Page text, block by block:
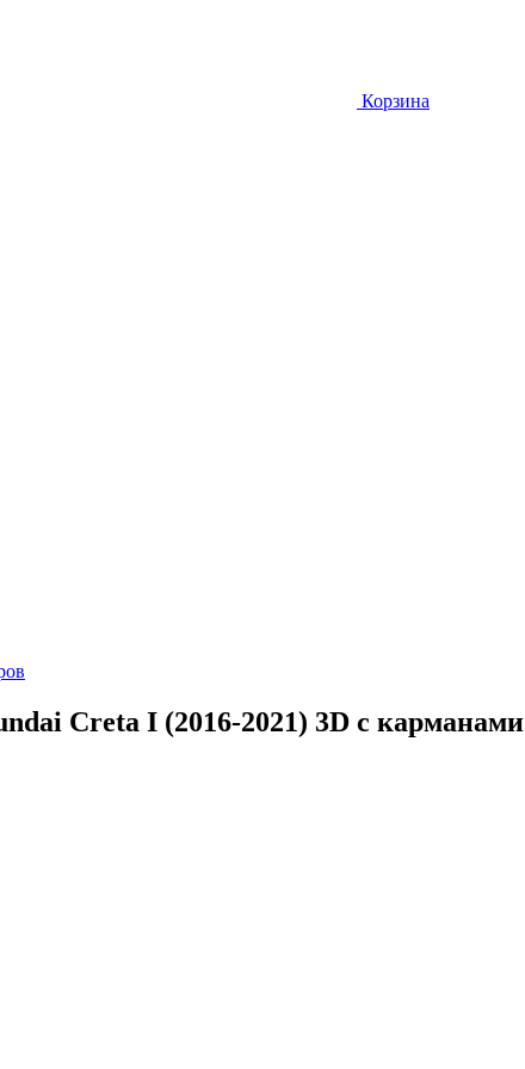
Корзина
Creta I (2016-2021) 3D с карманами